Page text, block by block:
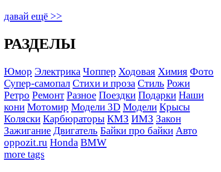
давай ещё >>
РАЗДЕЛЫ
Юмор Электрика Чоппер Ходовая Химия Фото
Супер-самопал Стихи и проза Стиль Рожи
Ретро Ремонт Разное Поездки Подарки Наши
кони Мотомир Модели 3D Модели Крысы
Коляски Карбюраторы КМЗ ИМЗ Закон
Зажигание Двигатель Байки про байки Авто
oppozit.ru Honda BMW
more tags